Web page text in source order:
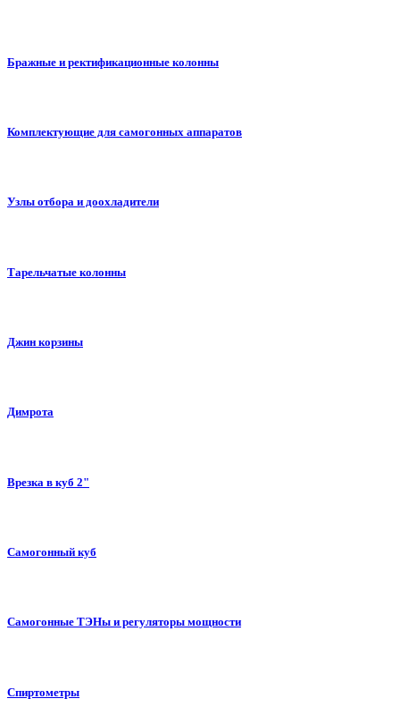
Бражные и ректификационные колонны
Комплектующие для самогонных аппаратов
Узлы отбора и доохладители
Тарельчатые колонны
Джин корзины
Димрота
Врезка в куб 2"
Самогонный куб
Самогонные ТЭНы и регуляторы мощности
Спиртометры